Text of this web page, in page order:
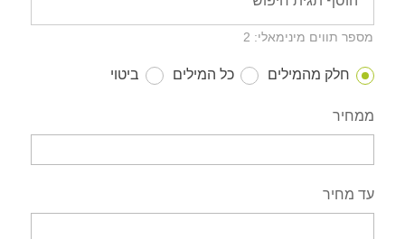
מספר תווים מינימאלי: 2
חלק מהמילים כל המילים ביטוי
ממחיר
עד מחיר